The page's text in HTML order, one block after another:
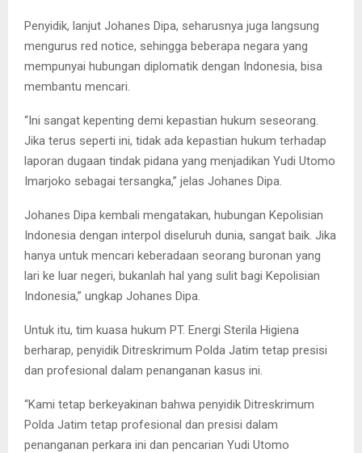
Penyidik, lanjut Johanes Dipa, seharusnya juga langsung
mengurus red notice, sehingga beberapa negara yang
mempunyai hubungan diplomatik dengan Indonesia, bisa
membantu mencari.
“Ini sangat kepenting demi kepastian hukum seseorang.
Jika terus seperti ini, tidak ada kepastian hukum terhadap
laporan dugaan tindak pidana yang menjadikan Yudi Utomo
Imarjoko sebagai tersangka,” jelas Johanes Dipa.
Johanes Dipa kembali mengatakan, hubungan Kepolisian
Indonesia dengan interpol diseluruh dunia, sangat baik. Jika
hanya untuk mencari keberadaan seorang buronan yang
lari ke luar negeri, bukanlah hal yang sulit bagi Kepolisian
Indonesia,” ungkap Johanes Dipa.
Untuk itu, tim kuasa hukum PT. Energi Sterila Higiena
berharap, penyidik Ditreskrimum Polda Jatim tetap presisi
dan profesional dalam penanganan kasus ini.
“Kami tetap berkeyakinan bahwa penyidik Ditreskrimum
Polda Jatim tetap profesional dan presisi dalam
penanganan perkara ini dan pencarian Yudi Utomo